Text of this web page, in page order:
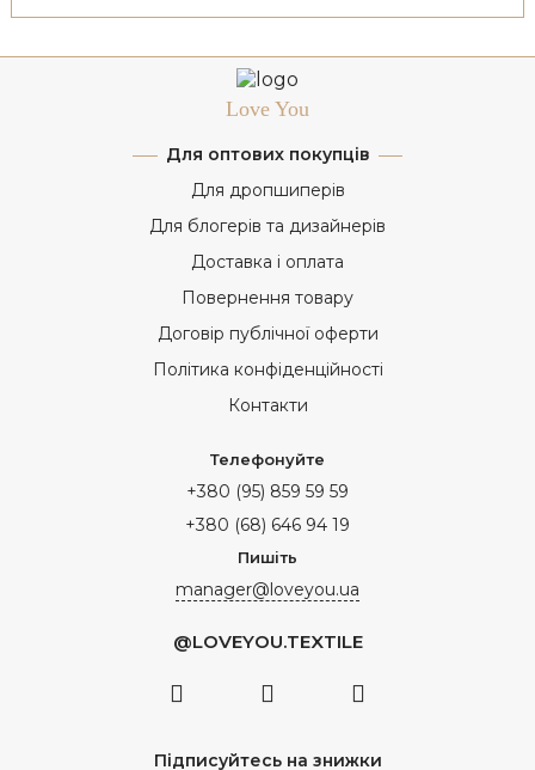
Love You
Для оптових покупців
Для дропшиперів
Для блогерів та дизайнерів
Доставка і оплата
Повернення товару
Договір публічної оферти
Політика конфіденційності
Контакти
Телефонуйте
+380 (95) 859 59 59
+380 (68) 646 94 19
Пишіть
manager@loveyou.ua
Підписуйтесь на знижки
@LOVEYOU.TEXTILE